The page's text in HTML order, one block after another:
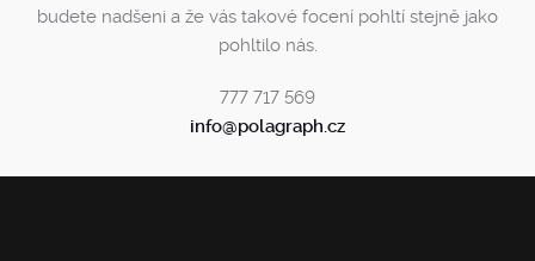
budete nadšeni a že vás takové focení pohltí stejně jako
pohltilo nás.
777 717 569
info@polagraph.cz